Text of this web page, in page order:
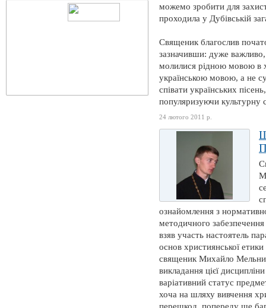
можемо зробити для
проходила у Дубівській
Священик благослив
зазначивши: дуже важливо,
молилися рідною мовою в
українською мовою, а не
співати українських
популяризуючи
24 лютого 2011 р.
ознайомлення з
методичного
взяв участь настоятель
основ християнської
священик Михайло
викладання цієї
варіативний статус
хоча на шляху вивчення